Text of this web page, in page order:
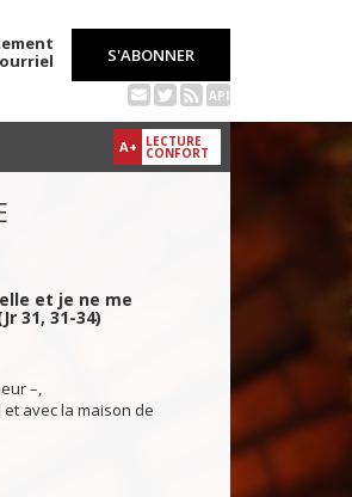
S'ABONNER
API
A+ LECTURE
CONFORT
et je ne me
31, 31-34)
–,
avec la maison de